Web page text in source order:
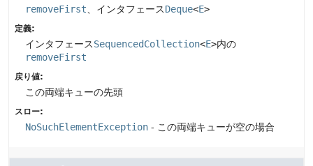
removeFirst 、インタフェースDeque<E>
定義:
インタフェースSequencedCollection<E>内の
removeFirst
戻り値:
この両端キューの先頭
スロー:
NoSuchElementException - この両端キューが空の場合